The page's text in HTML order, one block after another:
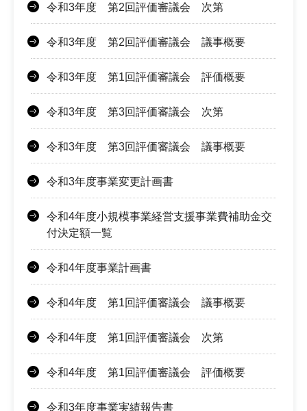
令和3年度 第2回評価審議会 次第
令和3年度 第2回評価審議会 議事概要
令和3年度 第1回評価審議会 評価概要
令和3年度 第3回評価審議会 次第
令和3年度 第3回評価審議会 議事概要
令和3年度事業変更計画書
令和4年度小規模事業経営支援事業費補助金交
付決定額一覧
令和4年度事業計画書
令和4年度 第1回評価審議会 議事概要
令和4年度 第1回評価審議会 次第
令和4年度 第1回評価審議会 評価概要
令和3年度事業実績報告書